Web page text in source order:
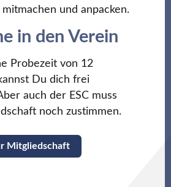
und anpacken.
in den Verein
Probezeit von 12
Du dich frei
auch der ESC muss
noch zustimmen.
Mitgliedschaft